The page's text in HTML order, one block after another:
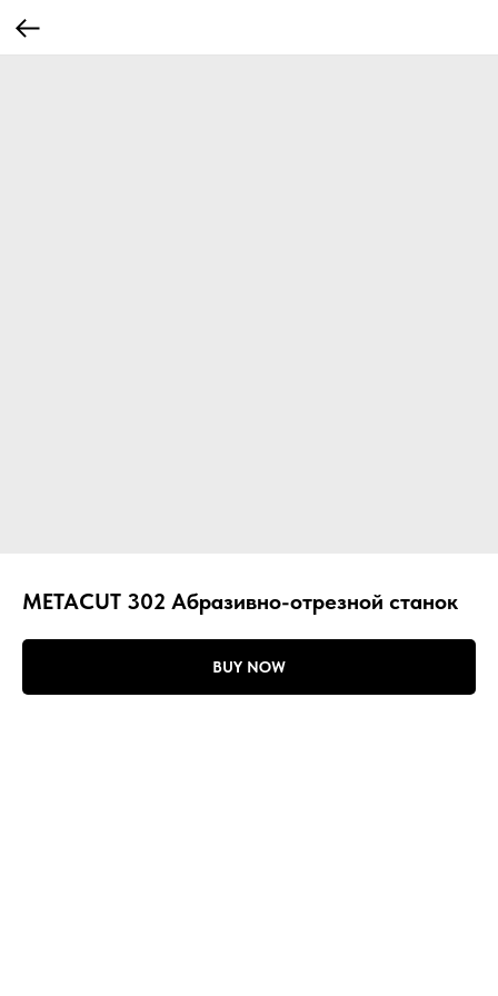
METACUT 302 Абразивно-отрезной станок
BUY NOW